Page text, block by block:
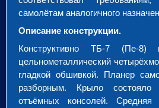
самолётам аналогичного
Описание конструкции.
Конструктивно ТБ-7 (Пе-8)
цельнометаллический
гладкой обшивкой. Планер
разборным. Крыло
отъёмных консолей.